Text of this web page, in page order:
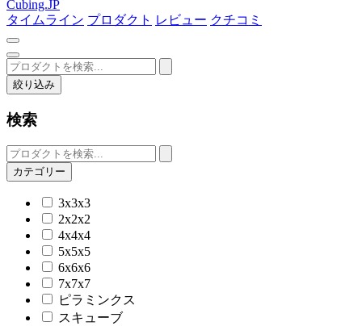
Cubing.JP
タイムライン プロダクト レビュー クチコミ
絞り込み
検索
カテゴリー
3x3x3
2x2x2
4x4x4
5x5x5
6x6x6
7x7x7
ピラミンクス
スキューブ